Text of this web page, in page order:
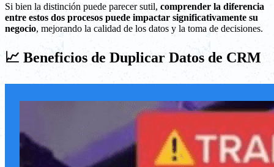
Si bien la distinción puede parecer sutil, comprender la diferencia
entre estos dos procesos puede impactar significativamente su
negocio, mejorando la calidad de los datos y la toma de decisiones.
📈 Beneficios de Duplicar Datos de CRM